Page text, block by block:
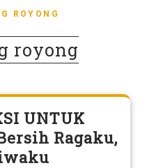
ROYONG
royong
UNTUK
Ragaku,